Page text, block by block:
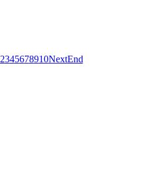
2345678910NextEnd